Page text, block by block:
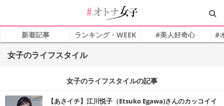
新着記事 ランキング・WEEK #美人好奇心 #
女子のライフスタイル
女子のライフスタイルの記事
【あさイチ】江川悦子（Etsuko Egawa)さんのカッコイイ